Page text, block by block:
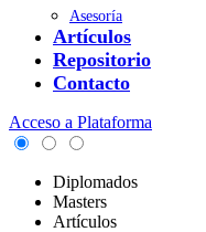
Asesoría
Artículos
Repositorio
Contacto
Acceso a Plataforma
Diplomados
Masters
Artículos